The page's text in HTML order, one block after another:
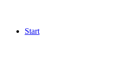
Start